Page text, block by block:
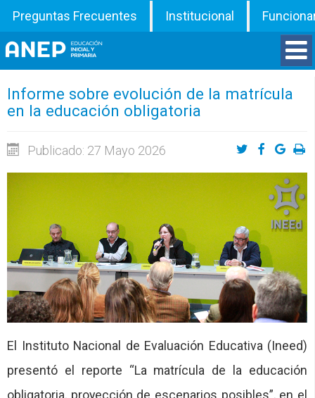
Preguntas Frecuentes Institucional
Divisiones
Programas
ATD
Documentos
CFP
Informe sobre evolución de la matrícula
en la educación obligatoria
Publicado: 27 Mayo 2026
El Instituto Nacional de Evaluación Educativa (Ineed)
presentó el reporte “La matrícula de la educación
obligatoria, proyección de escenarios posibles”, en el